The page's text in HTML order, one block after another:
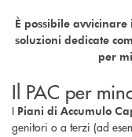
È possibile
soluzioni dedicate
per
Il PAC per
I Piani di Accumulo
genitori o a terzi (ad